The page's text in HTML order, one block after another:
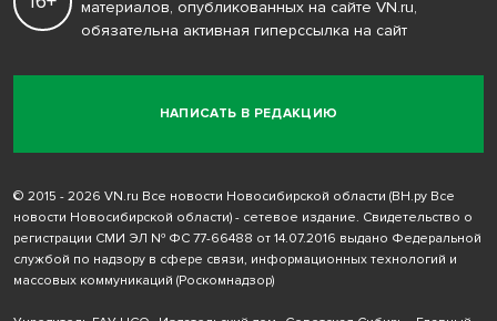
НАПИСАТЬ В РЕДАКЦИЮ
материалов, опубликованных на сайте VN.ru,
обязательна активная гиперссылка на сайт
© 2015 - 2026 VN.ru Все новости Новосибирской области (ВН.ру Все
новости Новосибирской области) - сетевое издание. Свидетельство о
регистрации СМИ ЭЛ № ФС 77-66488 от 14.07.2016 выдано Федеральной
службой по надзору в сфере связи, информационных технологий и
массовых коммуникаций (Роскомнадзор)